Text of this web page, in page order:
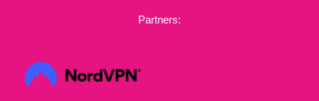
Partners: